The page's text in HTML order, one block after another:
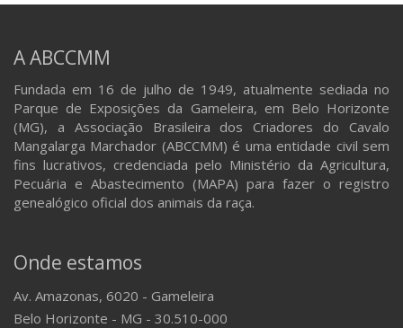
A ABCCMM
Fundada em 16 de julho de 1949, atualmente sediada no
Parque de Exposições da Gameleira, em Belo Horizonte
(MG), a Associação Brasileira dos Criadores do Cavalo
Mangalarga Marchador (ABCCMM) é uma entidade civil sem
fins lucrativos, credenciada pelo Ministério da Agricultura,
Pecuária e Abastecimento (MAPA) para fazer o registro
genealógico oficial dos animais da raça.
Onde estamos
Av. Amazonas, 6020 - Gameleira
Belo Horizonte - MG - 30.510-000